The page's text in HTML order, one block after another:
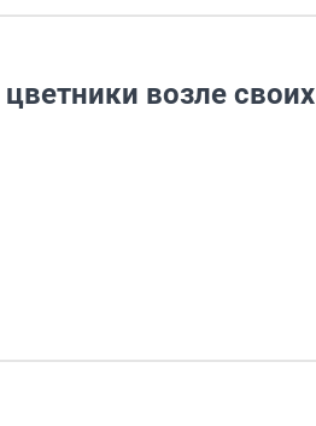
возле своих